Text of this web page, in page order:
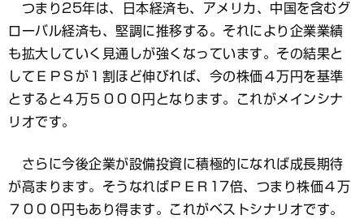
つまり25年は、日本経済も、アメリカ、中国を含むグ
ローバル経済も、堅調に推移する。それにより企業業績
も拡大していく見通しが強くなっています。その結果と
してＥＰＳが１割ほど伸びれば、今の株価４万円を基準
とすると４万５０００円となります。これがメインシナ
リオです。
さらに今後企業が設備投資に積極的になれば成長期待
が高まります。そうなればＰＥＲ17倍、つまり株価４万
７０００円もあり得ます。これがベストシナリオです。